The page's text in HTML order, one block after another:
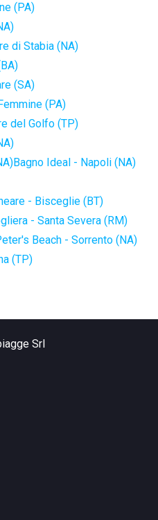
(PA)
di Stabia (NA)
(SA)
(PA)
del Golfo (TP)
Bagno Ideal - Napoli (NA)
- Bisceglie (BT)
- Santa Severa (RM)
Beach - Sorrento (NA)
(TP)
Srl